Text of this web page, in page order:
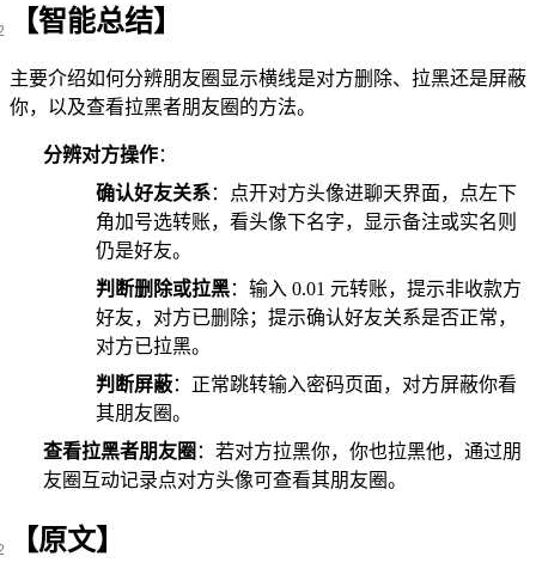
【智能总结】
主要介绍如何分辨朋友圈显示横线是对方删除、拉黑还是屏蔽
你，以及查看拉黑者朋友圈的方法。
分辨对方操作：
确认好友关系：点开对方头像进聊天界面，点左下
角加号选转账，看头像下名字，显示备注或实名则
仍是好友。
判断删除或拉黑：输入 0.01 元转账，提示非收款方
好友，对方已删除；提示确认好友关系是否正常，
对方已拉黑。
判断屏蔽：正常跳转输入密码页面，对方屏蔽你看
其朋友圈。
查看拉黑者朋友圈 ：若对方拉黑你，你也拉黑他，通过朋
友圈互动记录点对方头像可查看其朋友圈。
【原文】